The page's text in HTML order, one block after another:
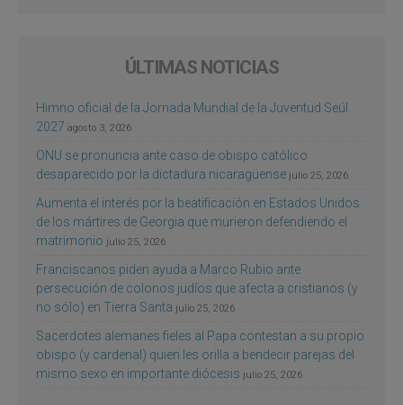
ÚLTIMAS NOTICIAS
Himno oficial de la Jornada Mundial de la Juventud Seúl
2027 agosto 3, 2026
ONU se pronuncia ante caso de obispo católico
desaparecido por la dictadura nicaragüense julio 25, 2026
Aumenta el interés por la beatificación en Estados Unidos
de los mártires de Georgia que murieron defendiendo el
matrimonio julio 25, 2026
Franciscanos piden ayuda a Marco Rubio ante
persecución de colonos judíos que afecta a cristianos (y
no sólo) en Tierra Santa julio 25, 2026
Sacerdotes alemanes fieles al Papa contestan a su propio
obispo (y cardenal) quien les orilla a bendecir parejas del
mismo sexo en importante diócesis julio 25, 2026